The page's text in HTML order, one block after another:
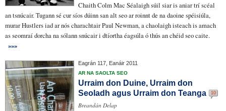
Chaith Colm Mac Séalaigh súil siar is aniar trí scéal
an tsnúcair. Tugann sé cur síos dúinn san alt seo ar roinnt de na daoine spéisiúla,
murar Hustlers iad ar nós charachtair Paul Newman, a chaolaigh isteach is amach
as seomraí dorcha na sólann snúcair i dtíortha éagsúla ó thús an chéid seo caite.
»»»
Eagrán 117, Eanáir 2011
AR NA SAOLTA SEO
Urraim don Duine, Urraim don
Seoladh agus Urraim don Teanga
10
Breandán Delap